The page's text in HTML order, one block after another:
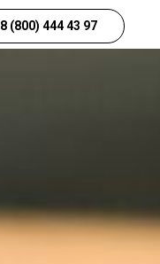
8 (800) 444 43 97